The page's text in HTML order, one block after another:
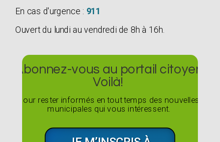
En cas d'urgence : 911
Ouvert du lundi au vendredi de 8h à 16h.
Abonnez-vous au portail citoyen
Voilà!
Pour rester informés en tout temps des nouvelles
municipales qui vous intéressent.